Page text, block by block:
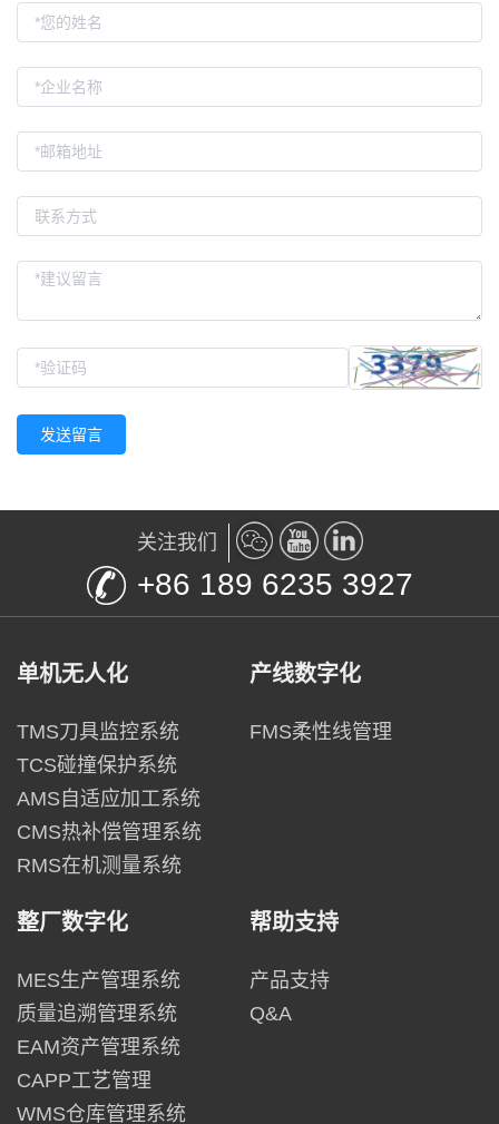
发送留言
关注我们
+86 189 6235 3927
单机无人化
TMS刀具监控系统
TCS碰撞保护系统
AMS自适应加工系统
CMS热补偿管理系统
RMS在机测量系统
产线数字化
FMS柔性线管理
整厂数字化
MES生产管理系统
质量追溯管理系统
EAM资产管理系统
CAPP工艺管理
WMS仓库管理系统
帮助支持
产品支持
Q&A